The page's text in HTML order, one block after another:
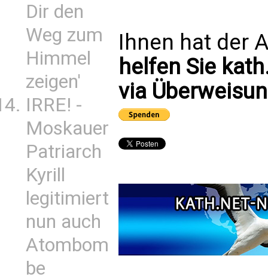
Dir den
Weg zum
Himmel
zeigen'
IRRE! -
Moskauer
Patriarch
Kyrill
legitimiert
nun auch
Atombom
be
Ihnen hat der
helfen Sie
via